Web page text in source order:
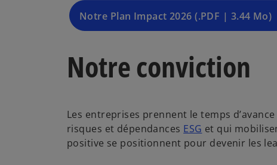
Notre Plan Impact 2026 (.PDF | 3.44 Mo)
Notre conviction
Les entreprises prennent le temps
risques et dépendances ESG et qui
positive se positionnent pour devenir les